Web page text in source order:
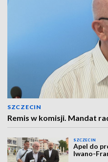
SZCZECIN
Remis w komisji. Mandat
SZCZECIN
Apel do
Iwano-